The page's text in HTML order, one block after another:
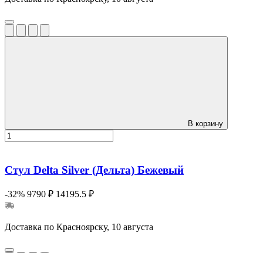
В корзину
Стул Delta Silver (Дельта) Бежевый
-32% 9790 ₽ 14195.5 ₽
Доставка по Красноярску, 10 августа